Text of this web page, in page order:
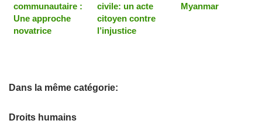
communautaire :
Une approche
novatrice
civile: un acte
citoyen contre
l’injustice
Myanmar
Dans la même catégorie:
Droits humains